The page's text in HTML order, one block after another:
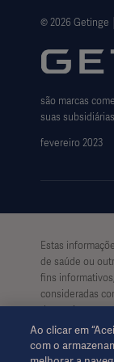
Política de
Website use
Cookie Notice
Data Subject
© 2026 Getinge
são marcas
suas
fevereiro 2023
Estas
de saúde ou
fins
consideradas
de serviços ou
responsabiliza
com base neste
do usuário.
Ao clicar em
com o